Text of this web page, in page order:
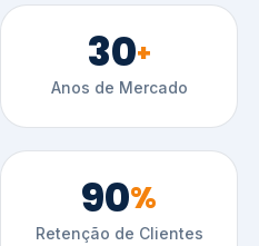
30+
Anos de Mercado
90%
Retenção de Clientes